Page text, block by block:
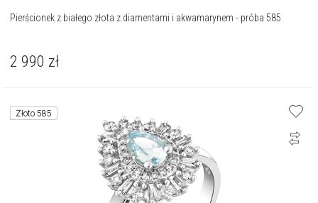
Pierścionek z białego złota z diamentami i akwamarynem - próba 585
2 990 zł
Złoto 585